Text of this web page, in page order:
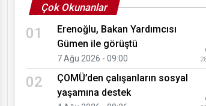
Çok Okunanlar
01
Erenoğlu, Bakan Yardımcısı
Gümen ile görüştü
7 Ağu 2026 - 09:00
02
ÇOMÜ’den çalışanların sosyal
yaşamına destek